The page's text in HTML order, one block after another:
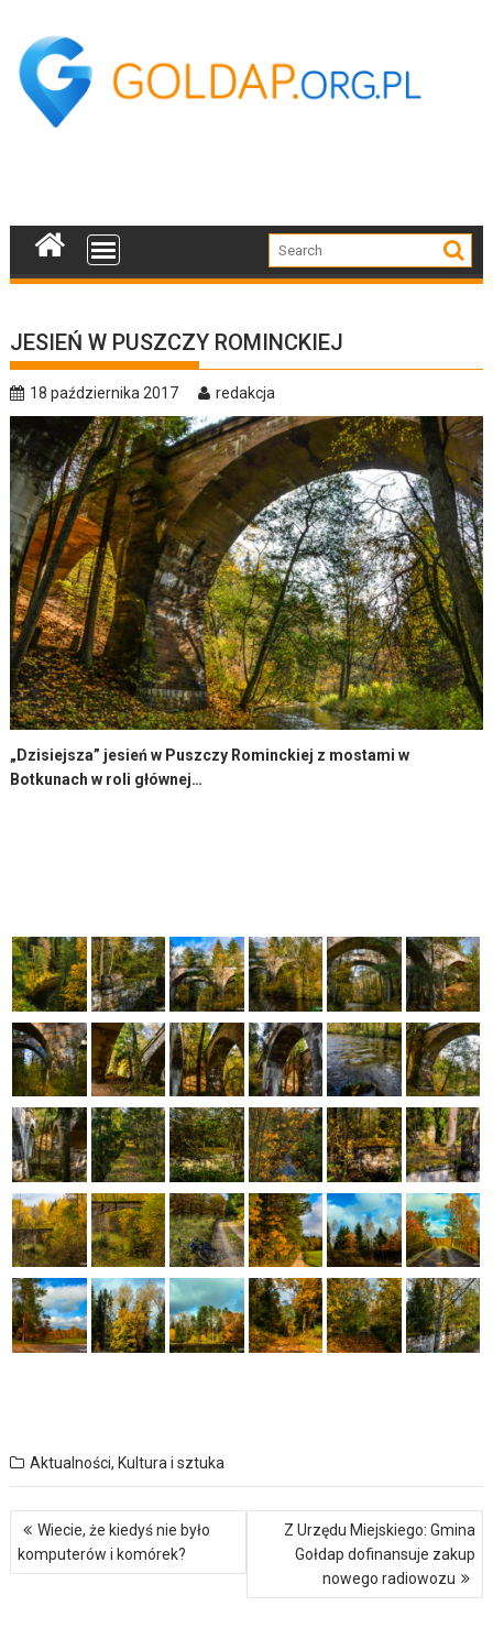
content
JESIEŃ W PUSZCZY ROMINCKIEJ
18 października 2017 redakcja
„Dzisiejsza” jesień w Puszczy Rominckiej z mostami w
Botkunach w roli głównej…
Aktualności, Kultura i sztuka
Nawigacja
wpisu
Wiecie, że kiedyś nie było
komputerów i komórek?
Z Urzędu Miejskiego: Gmina
Gołdap dofinansuje zakup
nowego radiowozu